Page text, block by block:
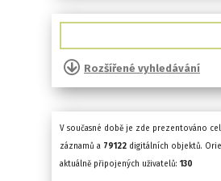
Rozšířené vyhledávání
V současné době je zde prezentováno
záznamů a 79122 digitálních objektů.
aktuálně připojených uživatelů: 130